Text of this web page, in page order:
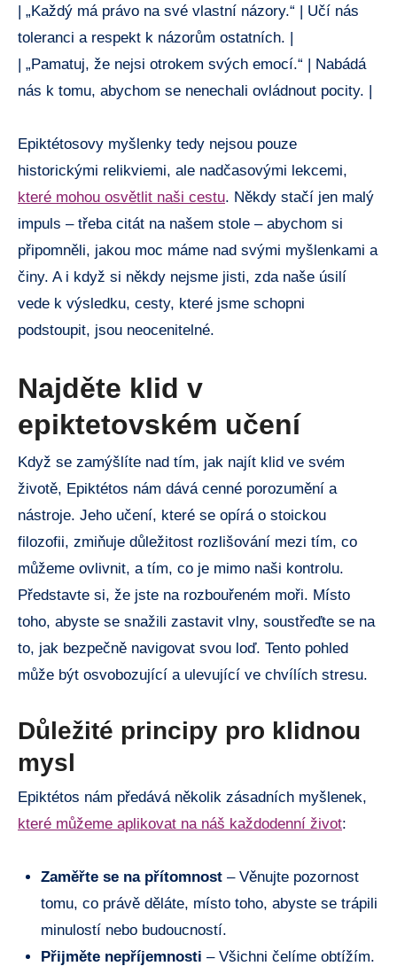
| „Každý má právo na své vlastní názory.“ | Učí nás
toleranci a respekt k názorům ostatních. |
| „Pamatuj, že nejsi otrokem svých emocí.“ | Nabádá
nás k tomu, abychom se nenechali ovládnout pocity. |
Epiktétosovy myšlenky tedy nejsou pouze
historickými relikviemi, ale nadčasovými lekcemi,
které mohou osvětlit naši cestu. Někdy stačí jen malý
impuls – třeba citát na našem stole – abychom si
připomněli, jakou moc máme nad svými myšlenkami a
činy. A i když si někdy nejsme jisti, zda naše úsilí
vede k výsledku, cesty, které jsme schopni
podstoupit, jsou neocenitelné.
Najděte klid v
epiktetovském učení
Když se zamýšlíte nad tím, jak najít klid ve svém
životě, Epiktétos nám dává cenné porozumění a
nástroje. Jeho učení, které se opírá o stoickou
filozofii, zmiňuje důležitost rozlišování mezi tím, co
můžeme ovlivnit, a tím, co je mimo naši kontrolu.
Představte si, že jste na rozbouřeném moři. Místo
toho, abyste se snažili zastavit vlny, soustřeďte se na
to, jak bezpečně navigovat svou loď. Tento pohled
může být osvobozující a ulevující ve chvílích stresu.
Důležité principy pro klidnou
mysl
Epiktétos nám předává několik zásadních myšlenek,
které můžeme aplikovat na náš každodenní život:
Zaměřte se na přítomnost– Věnujte pozornost
tomu, co právě děláte, místo toho, abyste se trápili
minulostí nebo budoucností.
Přijměte nepříjemnosti – Všichni čelíme obtížím.